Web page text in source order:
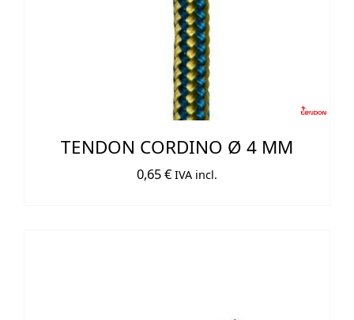
TENDON CORDINO Ø 4 MM
0,65€ IVA incl.